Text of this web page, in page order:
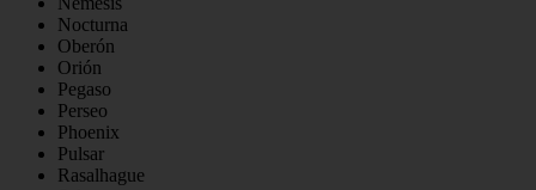
Nocturna
Oberón
Orión
Pegaso
Perseo
Phoenix
Pulsar
Rasalhague